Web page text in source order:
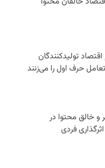
تولیدکنندگان
حرف اول را می‌زنند
و خالق محتوا در
فردی